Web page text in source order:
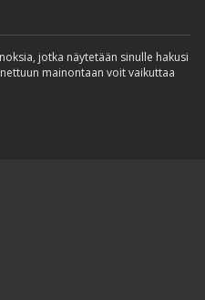
jotka näytetään sinulle hakusi
mainontaan voit vaikuttaa